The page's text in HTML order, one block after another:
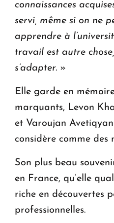
connaissances
servi, même si on ne
apprendre à
travail est autre
s’adapter. »
Elle garde en
marquants, Levon
et Varoujan
considère comme des
Son plus beau
en France, qu’elle
riche en découvertes
professionnelles.